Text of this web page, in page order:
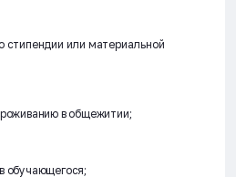
стипендии или материальной
в общежитии;
обучающегося;